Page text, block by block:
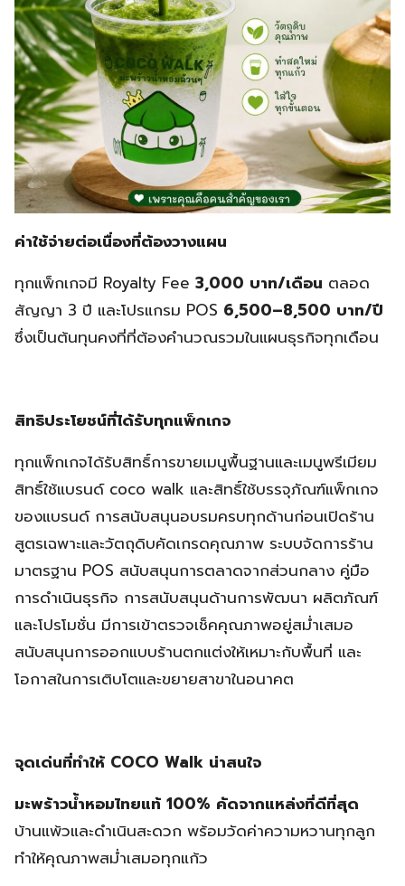
ค่าใช้จ่ายต่อเนื่องที่ต้องวางแผน
ทุกแพ็กเกจมี Royalty Fee 3,000 บาท/เดือน ตลอด
สัญญา 3 ปี และโปรแกรม POS 6,500–8,500 บาท/ปี
ซึ่งเป็นต้นทุนคงที่ที่ต้องคำนวณรวมในแผนธุรกิจทุกเดือน
สิทธิประโยชน์ที่ได้รับทุกแพ็กเกจ
ทุกแพ็กเกจได้รับสิทธิ์การขายเมนูพื้นฐานและเมนูพรีเมียม
สิทธิ์ใช้แบรนด์ coco walk และสิทธิ์ใช้บรรจุภัณฑ์แพ็กเกจ
ของแบรนด์ การสนับสนุนอบรมครบทุกด้านก่อนเปิดร้าน
สูตรเฉพาะและวัตถุดิบคัดเกรดคุณภาพ ระบบจัดการร้าน
มาตรฐาน POS สนับสนุนการตลาดจากส่วนกลาง คู่มือ
การดำเนินธุรกิจ การสนับสนุนด้านการพัฒนา ผลิตภัณฑ์
และโปรโมชั่น มีการเข้าตรวจเช็คคุณภาพอยู่สม่ำเสมอ
สนับสนุนการออกแบบร้านตกแต่งให้เหมาะกับพื้นที่ และ
โอกาสในการเติบโตและขยายสาขาในอนาคต
จุดเด่นที่ทำให้ COCO Walk น่าสนใจ
มะพร้าวน้ำหอมไทยแท้ 100% คัดจากแหล่งที่ดีที่สุด
บ้านแพ้วและดำเนินสะดวก พร้อมวัดค่าความหวานทุกลูก
ทำให้คุณภาพสม่ำเสมอทุกแก้ว